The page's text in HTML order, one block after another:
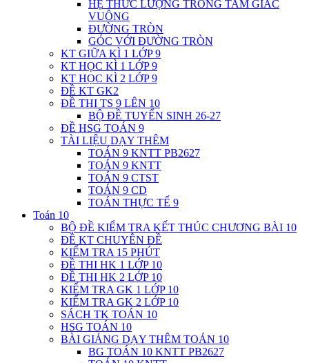
HỆ THỨC LƯỢNG TRONG TAM GIÁC
VUÔNG
ĐƯỜNG TRÒN
GÓC VỚI ĐƯỜNG TRÒN
KT GIỮA KÌ 1 LỚP 9
KT HỌC KÌ 1 LỚP 9
KT HỌC KÌ 2 LỚP 9
ĐỀ KT GK2
ĐỀ THI TS 9 LÊN 10
BỘ ĐỀ TUYỂN SINH 26-27
ĐỀ HSG TOÁN 9
TÀI LIỆU DẠY THÊM
TOÁN 9 KNTT PB2627
TOÁN 9 KNTT
TOÁN 9 CTST
TOÁN 9 CD
TOÁN THỰC TẾ 9
Toán 10
BỘ ĐỀ KIỂM TRA KẾT THÚC CHƯƠNG BÀI 10
ĐỀ KT CHUYÊN ĐỀ
KIỂM TRA 15 PHÚT
ĐỀ THI HK 1 LỚP 10
ĐỀ THI HK 2 LỚP 10
KIỂM TRA GK 1 LỚP 10
KIỂM TRA GK 2 LỚP 10
SÁCH TK TOÁN 10
HSG TOÁN 10
BÀI GIẢNG DẠY THÊM TOÁN 10
BG TOÁN 10 KNTT PB2627